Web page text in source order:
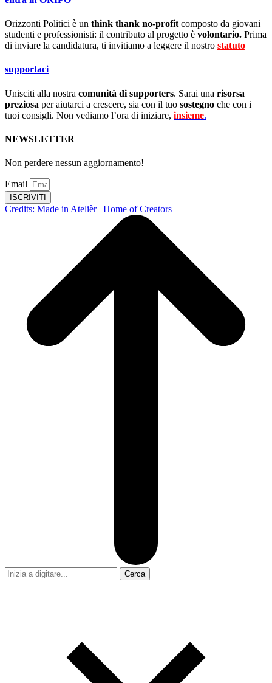
Orizzonti Politici è un think thank no-profit composto da giovani
studenti e professionisti: il contributo al progetto è volontario. Prima
di inviare la candidatura, ti invitiamo a leggere il nostro statuto
supportaci
Unisciti alla nostra comunità di supporters. Sarai una risorsa
preziosa per aiutarci a crescere, sia con il tuo sostegno che con i
tuoi consigli. Non vediamo l’ora di iniziare, insieme.
NEWSLETTER
Non perdere nessun aggiornamento!
Email
ISCRIVITI
Credits: Made in Atelièr | Home of Creators
Cerca